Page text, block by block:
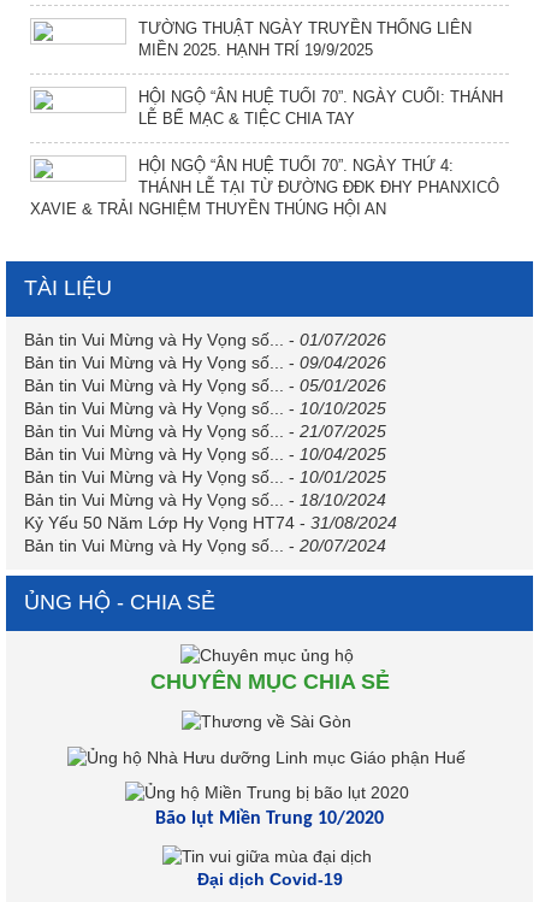
TƯỜNG THUẬT NGÀY TRUYỀN THỐNG LIÊN
MIỀN 2025. HẠNH TRÍ 19/9/2025
HỘI NGỘ “ÂN HUỆ TUỔI 70”. NGÀY CUỐI: THÁNH
LỄ BẾ MẠC & TIỆC CHIA TAY
HỘI NGỘ “ÂN HUỆ TUỔI 70”. NGÀY THỨ 4:
THÁNH LỄ TẠI TỪ ĐƯỜNG ĐĐK ĐHY PHANXICÔ
XAVIE & TRẢI NGHIỆM THUYỀN THÚNG HỘI AN
TÀI LIỆU
Bản tin Vui Mừng và Hy Vọng số... - 01/07/2026
Bản tin Vui Mừng và Hy Vọng số...
- 09/04/2026
Bản tin Vui Mừng và Hy Vọng số...
- 05/01/2026
Bản tin Vui Mừng và Hy Vọng số...
- 10/10/2025
Bản tin Vui Mừng và Hy Vọng số...
- 21/07/2025
Bản tin Vui Mừng và Hy Vọng số...
- 10/04/2025
Bản tin Vui Mừng và Hy Vọng số...
- 10/01/2025
Bản tin Vui Mừng và Hy Vọng số...
- 18/10/2024
Kỷ Yếu 50 Năm Lớp Hy Vọng HT74 - 31/08/2024
Bản tin Vui Mừng và Hy Vọng số...
- 20/07/2024
ỦNG HỘ - CHIA SẺ
CHUYÊN MỤC CHIA SẺ
Bão lụt Miền Trung 10/2020
Đại dịch Covid-19